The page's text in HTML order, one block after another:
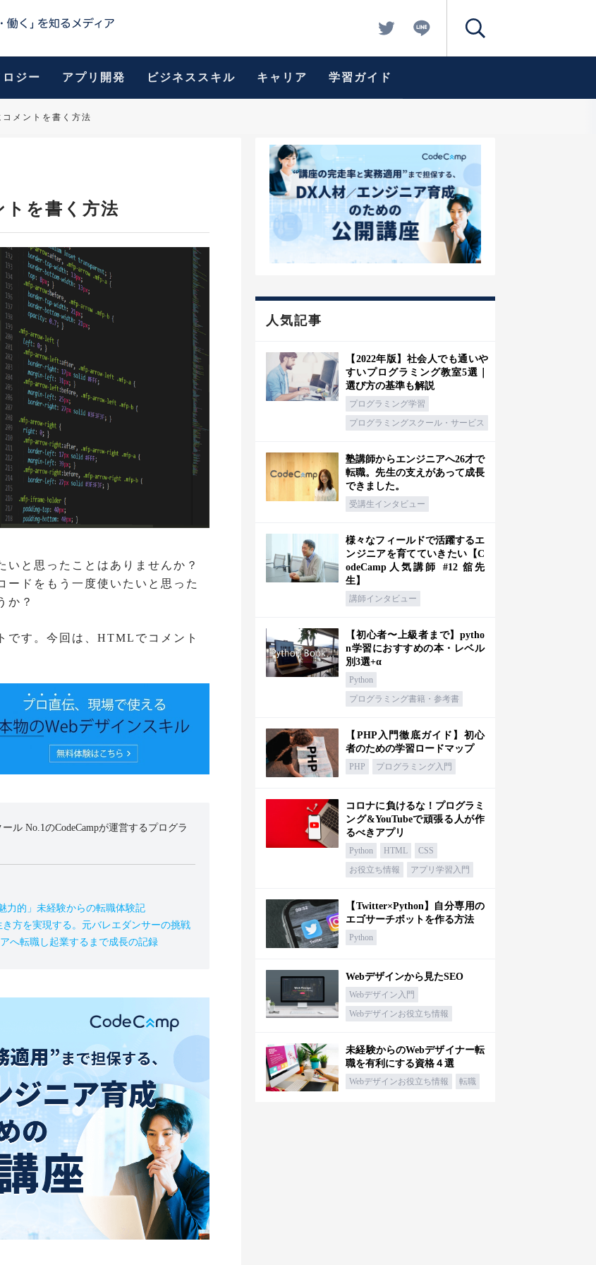
ジー アプリ開発 ビジネススキル キャリア 学習ガイド
メントを書く方法
を書く方法
と思ったことはありませんか？
ードをもう一度使いたいと思った
か？
です。今回は、HTMLでコメント
ル No.1のCodeCampが運営するプログラ
力的」未経験からの転職体験記
方を実現する。元バレエダンサーの挑戦
へ転職し起業するまで成長の記録
人気記事
【2022年版】社会人でも通いや
すいプログラミング教室5選｜
選び方の基準も解説
プログラミング学習
プログラミングスクール・サービス
塾講師からエンジニアへ26才で
転職。先生の支えがあって成長
できました。
受講生インタビュー
様々なフィールドで活躍するエ
ンジニアを育てていきたい【C
odeCamp人気講師 #12 舘先
生】
講師インタビュー
【初心者〜上級者まで】pytho
n学習におすすめの本・レベル
別3選+α
Python
プログラミング書籍・参考書
【PHP入門徹底ガイド】初心
者のための学習ロードマップ
PHP プログラミング入門
コロナに負けるな！プログラミ
ング&YouTubeで頑張る人が作
るべきアプリ
Python HTML
CSS
お役立ち情報
アプリ学習入門
【Twitter×Python】自分専用の
エゴサーチボットを作る方法
Python
Webデザインから見たSEO
Webデザイン入門
Webデザインお役立ち情報
未経験からのWebデザイナー転
職を有利にする資格４選
Webデザインお役立ち情報 転職